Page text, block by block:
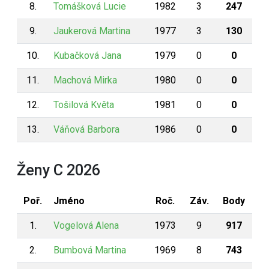
8. Tomášková Lucie 1982 3 247
9. Jaukerová Martina 1977 3 130
10. Kubačková Jana 1979 0 0
11. Machová Mirka 1980 0 0
12. Tošilová Květa 1981 0 0
13. Váňová Barbora 1986 0 0
Ženy C 2026
Poř. Jméno Roč. Záv. Body
1. Vogelová Alena 1973 9 917
2. Bumbová Martina 1969 8 743